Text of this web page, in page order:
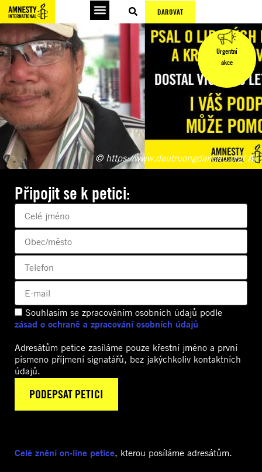
DAROVAT
Urgentní
akce
© https://www.dautruongdanchu.org/ AI
Připojit se k petici:
Souhlasím se zpracováním osobních údajů podle
zásad o ochraně a zpracování osobních údajů
Adresátům petice zasíláme pouze křestní jméno a první
písmeno příjmení signatářů, bez jakýchkoliv kontaktních
údajů.
Celé znění on-line petice, kterou posíláme adresátům.